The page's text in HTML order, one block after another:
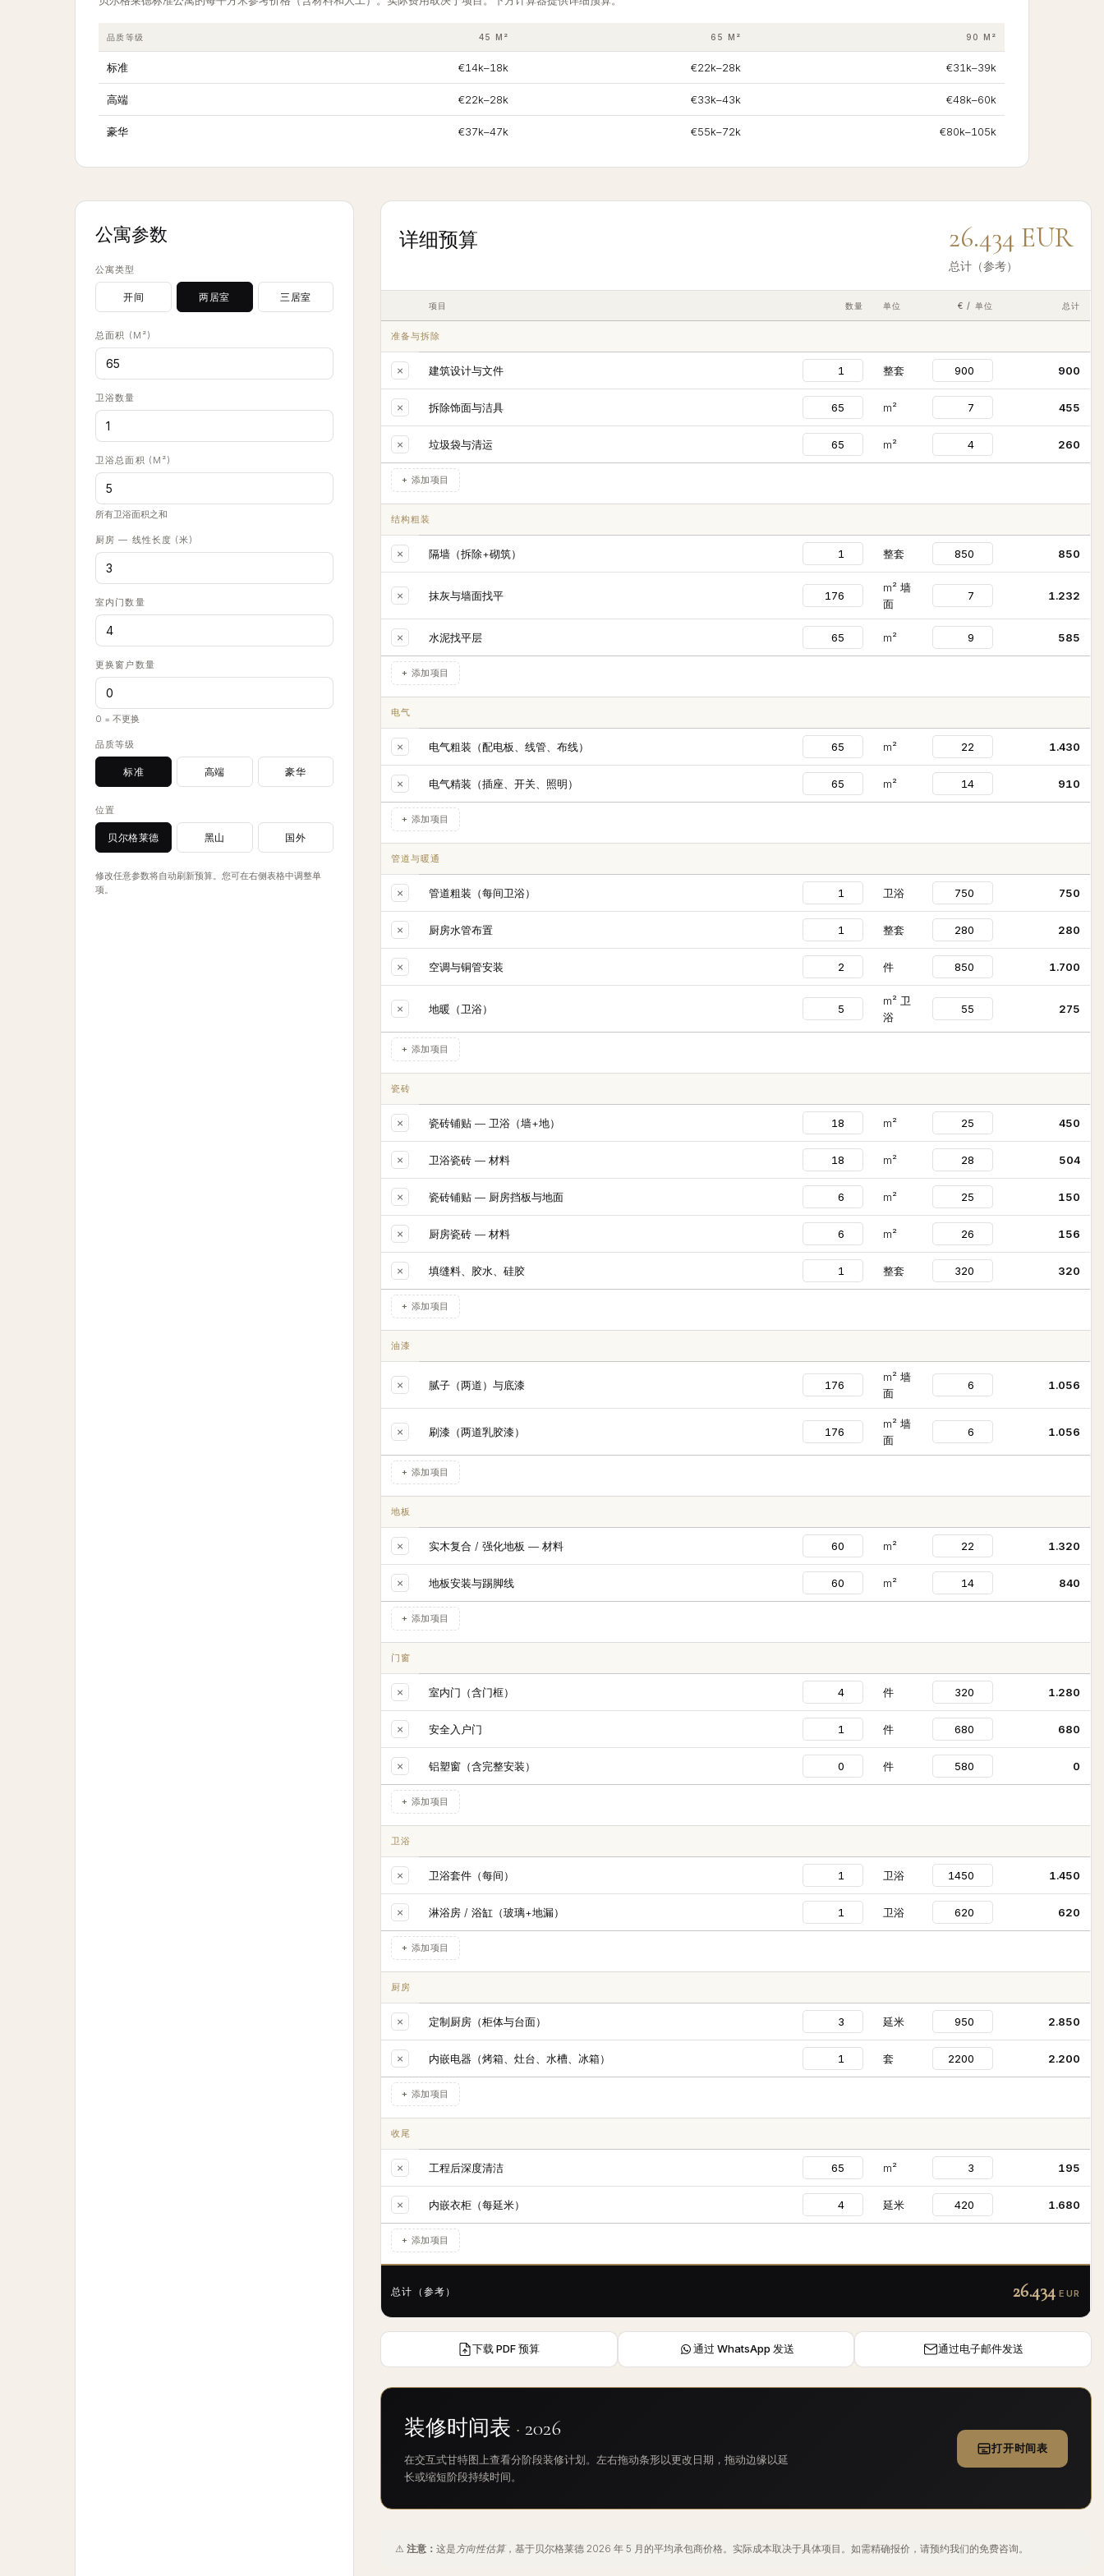
品质等级 45 M² 65 M² 90 M²
标准 €14k–18k €22k–28k €31k–39k
高端 €22k–28k €33k–43k €48k–60k
豪华 €37k–47k €55k–72k €80k–105k
公寓参数
公寓类型
开间 两居室 三居室
总面积 (M²)
卫浴数量
卫浴总面积 (M²)
所有卫浴面积之和
厨房 — 线性长度 (米)
室内门数量
更换窗户数量
0 = 不更换
品质等级
标准 高端 豪华
位置
贝尔格莱德 黑山 国外
修改任意参数将自动刷新预算。您可在右侧表格中调整单
项。
详细预算 26.434EUR
总计（参考）
项目 数量 单位 € / 单位 总计
准备与拆除
× 建筑设计与文件 整套 900
× 拆除饰面与洁具 m² 455
× 垃圾袋与清运 m² 260
+ 添加项目
结构粗装
× 隔墙（拆除+砌筑） 整套 850
× 抹灰与墙面找平
m² 墙
面
1.232
× 水泥找平层 m² 585
+ 添加项目
电气
× 电气粗装（配电板、线管、布线） m² 1.430
× 电气精装（插座、开关、照明） m² 910
+ 添加项目
管道与暖通
× 管道粗装（每间卫浴） 卫浴 750
× 厨房水管布置 整套 280
× 空调与铜管安装 件 1.700
× 地暖（卫浴）
m² 卫
浴
275
+ 添加项目
瓷砖
× 瓷砖铺贴 — 卫浴（墙+地） m² 450
× 卫浴瓷砖 — 材料 m² 504
× 瓷砖铺贴 — 厨房挡板与地面 m² 150
× 厨房瓷砖 — 材料 m² 156
× 填缝料、胶水、硅胶 整套 320
+ 添加项目
油漆
× 腻子（两道）与底漆
m² 墙
面
1.056
× 刷漆（两道乳胶漆）
m² 墙
面
1.056
+ 添加项目
地板
× 实木复合 / 强化地板 — 材料 m² 1.320
× 地板安装与踢脚线 m² 840
+ 添加项目
门窗
× 室内门（含门框） 件 1.280
× 安全入户门 件 680
× 铝塑窗（含完整安装） 件 0
+ 添加项目
卫浴
× 卫浴套件（每间） 卫浴 1.450
× 淋浴房 / 浴缸（玻璃+地漏） 卫浴 620
+ 添加项目
厨房
× 定制厨房（柜体与台面） 延米 2.850
× 内嵌电器（烤箱、灶台、水槽、冰箱） 套 2.200
+ 添加项目
收尾
× 工程后深度清洁 m² 195
× 内嵌衣柜（每延米） 延米 1.680
+ 添加项目
总计（参考） 26.434 EUR
下载 PDF 预算 通过 WhatsApp 发送 通过电子邮件发送
装修时间表 · 2026
在交互式甘特图上查看分阶段装修计划。左右拖动条形以更改日期，拖动边缘以延
长或缩短阶段持续时间。
打开时间表
⚠注意：这是 方向性估算，基于贝尔格莱德 2026 年 5 月的平均承包商价格。实际成本取决于具体项目。如需精确报价，请预约我们的免费咨询。